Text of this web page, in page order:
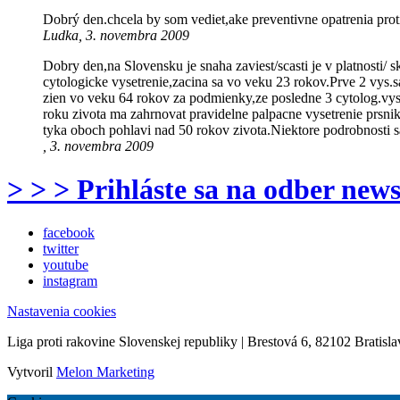
Dobrý den.chcela by som vediet,ake preventivne opatrenia
Ludka, 3. novembra 2009
Dobry den,na Slovensku je snaha zaviest/scasti je v
cytologicke vysetrenie,zacina sa vo veku 23 rokov.Prve 2
zien vo veku 64 rokov za podmienky,ze posledne 3
roku zivota ma zahrnovat pravidelne palpacne vysetrenie
tyka oboch pohlavi nad 50 rokov zivota.Niektore podrobnosti
, 3. novembra 2009
> > > Prihláste sa na odber
facebook
twitter
youtube
instagram
Nastavenia cookies
Liga proti rakovine Slovenskej republiky | Brestová 6, 82102
Vytvoril Melon Marketing